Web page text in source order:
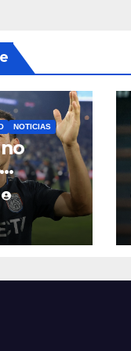
NOTICIAS
LA